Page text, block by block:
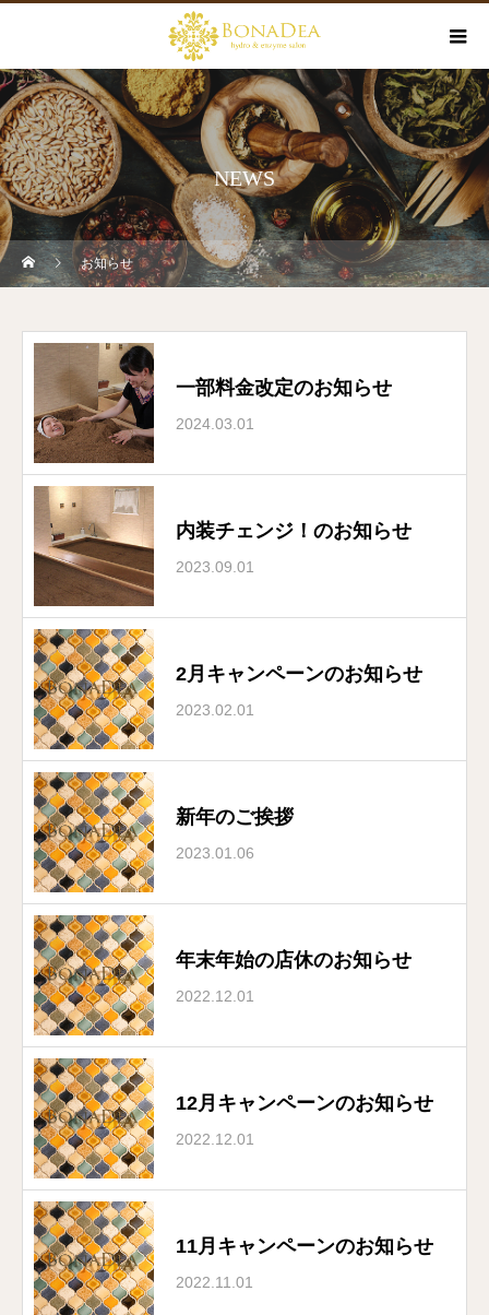
NEWS
お知らせ
一部料金改定のお知らせ
2024.03.01
内装チェンジ！のお知らせ
2023.09.01
2月キャンペーンのお知らせ
2023.02.01
新年のご挨拶
2023.01.06
年末年始の店休のお知らせ
2022.12.01
12月キャンペーンのお知らせ
2022.12.01
11月キャンペーンのお知らせ
2022.11.01